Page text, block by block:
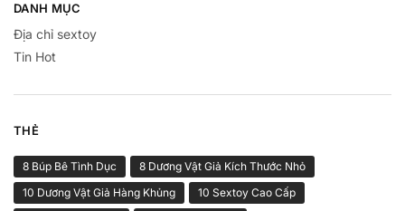
DANH MỤC
Địa chỉ sextoy
Tin Hot
THẺ
8 Búp Bê Tình Dục
8 Dương Vật Giả Kích Thước Nhỏ
10 Dương Vật Giả Hàng Khủng
10 Sextoy Cao Cấp